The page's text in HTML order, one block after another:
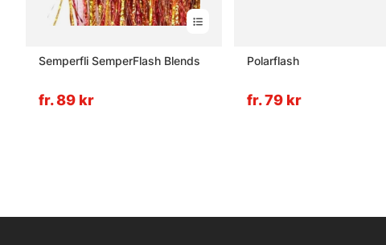
Semperfli SemperFlash Blends
fr. 89 kr
Polarflash
fr. 79 kr